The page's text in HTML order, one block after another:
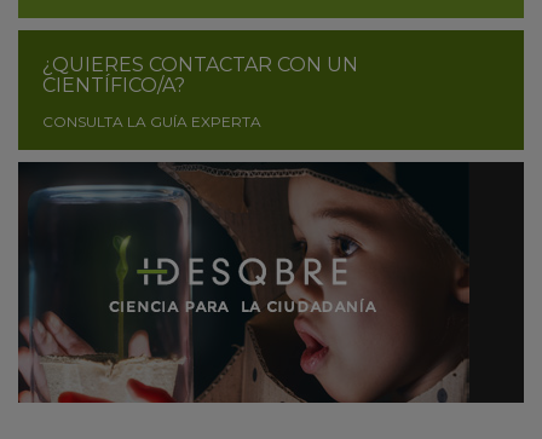
¿QUIERES CONTACTAR CON UN
CIENTÍFICO/A?
CONSULTA LA GUÍA EXPERTA